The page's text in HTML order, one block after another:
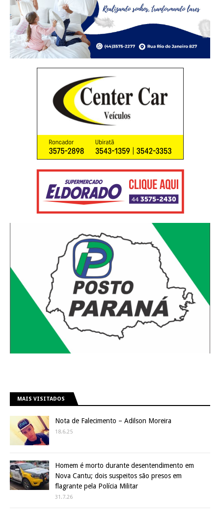
MAIS VISITADOS
Nota de Falecimento – Adilson Moreira
18.6.25
Homem é morto durante desentendimento em
Nova Cantu; dois suspeitos são presos em
flagrante pela Polícia Militar
31.7.26